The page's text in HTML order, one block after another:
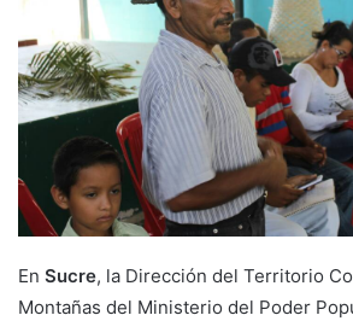
En Sucre, la Dirección del Territorio
Montañas del Ministerio del Poder